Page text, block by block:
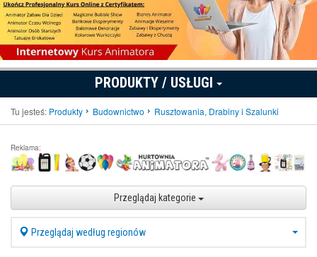
PRODUKTY / USŁUGI
Tu jesteś: Produkty Budownictwo Rusztowania, Drabiny i Szalunki
Reklama:
Przeglądaj kategorie
Przeglądaj według regionów